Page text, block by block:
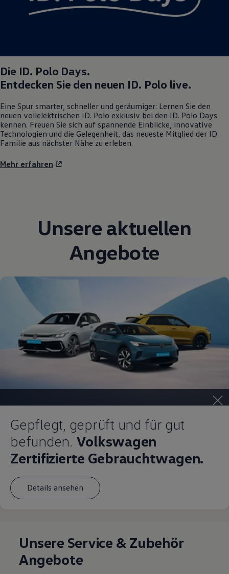
Die ID. Polo Days.
Entdecken Sie den neuen ID. Polo live.
Eine Spur smarter, schneller und geräumiger: Lernen Sie den
neuen vollelektrischen ID. Polo exklusiv bei den ID. Polo Days
kennen. Freuen Sie sich auf spannende Einblicke, innovative
Technologien und die Gelegenheit, das neueste Mitglied der ID.
Familie aus nächster Nähe zu erleben.
Mehr erfahren
Unsere aktuellen
Angebote
Gepflegt, geprüft und für gut
befunden. Volkswagen
Zertifizierte Gebrauchtwagen.
Details ansehen
Unsere Service & Zubehör
Angebote